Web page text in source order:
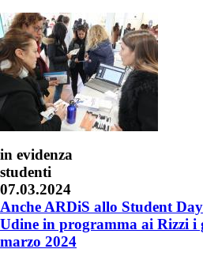
in evidenza
studenti
07.03.2024
Anche ARDiS allo Student
Udine in programma ai Rizzi i
marzo 2024